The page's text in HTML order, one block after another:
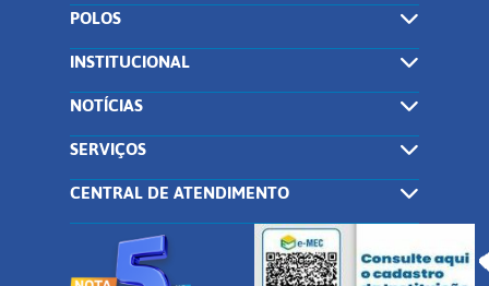
POLOS
INSTITUCIONAL
NOTÍCIAS
SERVIÇOS
CENTRAL DE ATENDIMENTO